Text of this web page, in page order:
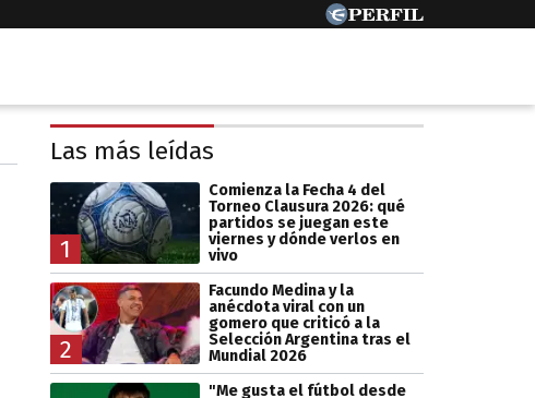
Las más leídas
1
Comienza la Fecha 4 del
Torneo Clausura 2026: qué
partidos se juegan este
viernes y dónde verlos en
vivo
2
Facundo Medina y la
anécdota viral con un
gomero que criticó a la
Selección Argentina tras el
Mundial 2026
"Me gusta el fútbol desde